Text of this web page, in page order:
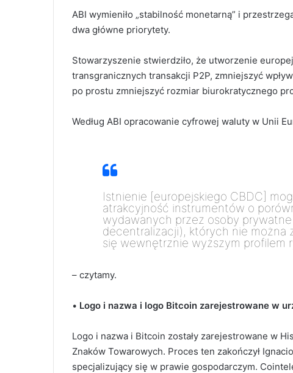
ABI wymieniło „stabilność monetarną” i
dwa główne priorytety.
Stowarzyszenie stwierdziło, że utworzenie
transgranicznych transakcji P2P, zmniejszyć
po prostu zmniejszyć rozmiar biurokratycznego
Według ABI opracowanie cyfrowej waluty w Unii
Istnienie [europejskiego CBDC]
atrakcyjność instrumentów o
wydawanych przez osoby
decentralizacji), których nie
się wewnętrznie wyższym profilem
– czytamy.
• Logo i nazwa i logo Bitcoin zarejestrowane w
Logo i nazwa i Bitcoin zostały zarejestrowane w
Znaków Towarowych. Proces ten zakończył
specjalizujący się w prawie gospodarczym.